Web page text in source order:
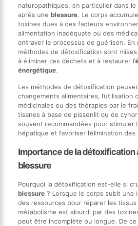
naturopathiques, en particulier dans
après une blessure. Le corps
toxines dues à des facteurs
alimentation inadéquate ou des
entraver le processus de guérison. En
méthodes de détoxification sont
à éliminer ces déchets et à restaurer l’
énergétique.
Les méthodes de détoxification
changements alimentaires, l’utilisation
médicinales ou des thérapies par le
tisanes à base de pissenlit ou de
souvent recommandées pour stimuler
hépatique et favoriser l’élimination des
Importance de la détoxification
blessure
Pourquoi la détoxification est-elle si
blessure? Lorsque le corps subit une
des ressources pour réparer les tissus
métabolisme est alourdi par des
peut être incomplète ou longue. De